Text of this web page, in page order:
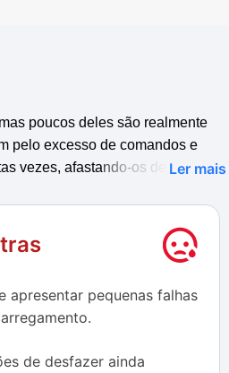
poucos deles são realmente
pelo excesso de comandos e
vezes, afastando-os de uma
muitos buscam.
o computador, algo
ousadas e ainda exportar seu
OGG, WAV, MP3, AAC, H264,
Ler mais
apresentar pequenas falhas
de desfazer ainda